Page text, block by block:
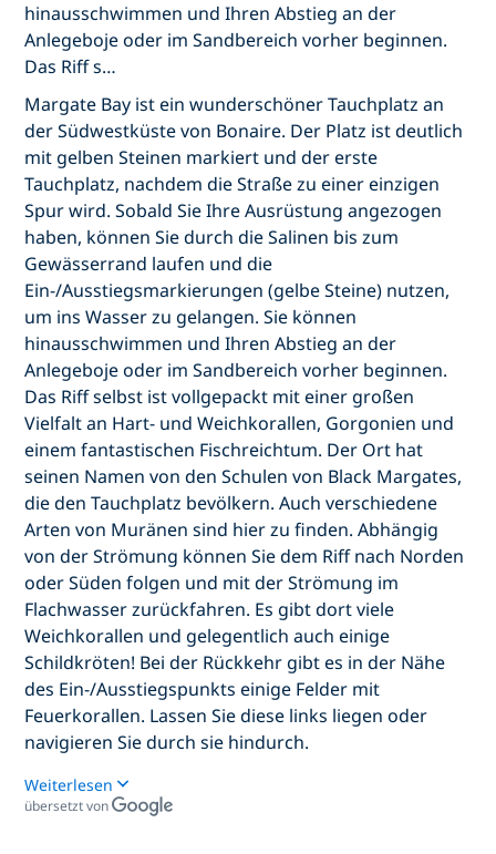
hinausschwimmen und Ihren Abstieg an der
Anlegeboje oder im Sandbereich vorher beginnen.
Das Riff s…
Margate Bay ist ein wunderschöner Tauchplatz an
der Südwestküste von Bonaire. Der Platz ist deutlich
mit gelben Steinen markiert und der erste
Tauchplatz, nachdem die Straße zu einer einzigen
Spur wird. Sobald Sie Ihre Ausrüstung angezogen
haben, können Sie durch die Salinen bis zum
Gewässerrand laufen und die
Ein-/Ausstiegsmarkierungen (gelbe Steine) nutzen,
um ins Wasser zu gelangen. Sie können
hinausschwimmen und Ihren Abstieg an der
Anlegeboje oder im Sandbereich vorher beginnen.
Das Riff selbst ist vollgepackt mit einer großen
Vielfalt an Hart- und Weichkorallen, Gorgonien und
einem fantastischen Fischreichtum. Der Ort hat
seinen Namen von den Schulen von Black Margates,
die den Tauchplatz bevölkern. Auch verschiedene
Arten von Muränen sind hier zu finden. Abhängig
von der Strömung können Sie dem Riff nach Norden
oder Süden folgen und mit der Strömung im
Flachwasser zurückfahren. Es gibt dort viele
Weichkorallen und gelegentlich auch einige
Schildkröten! Bei der Rückkehr gibt es in der Nähe
des Ein-/Ausstiegspunkts einige Felder mit
Feuerkorallen. Lassen Sie diese links liegen oder
navigieren Sie durch sie hindurch.
Weiterlesen
übersetzt von